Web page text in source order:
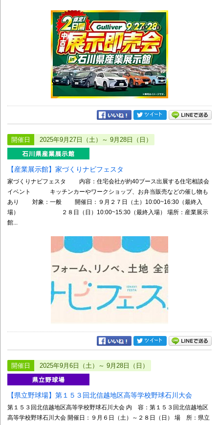
開催日 2025年9月27日（土）～ 9月28日（日）
【産業展示館】家づくりナビフェスタ
家づくりナビフェスタ 内容：住宅会社が約40ブース出展する住宅相談会
イベント キッチンカーやワークショップ、お弁当販売などの催し物も
あり 対象：一般 開催日：９月２７日（土）10:00~16:30（最終入
場） ２８日（日）10:00~15:30（最終入場） 場所：産業展示
館...
開催日 2025年9月6日（土）～ 9月28日（日）
【県立野球場】第１５３回北信越地区高等学校野球石川大会
第１５３回北信越地区高等学校野球石川大会 内 容：第１５３回北信越地区
高等学校野球石川大会 開催日：９月６日（土）～２８日（日） 場 所：県立